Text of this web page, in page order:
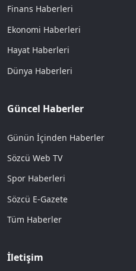
Finans Haberleri
Ekonomi Haberleri
Hayat Haberleri
Dünya Haberleri
Güncel Haberler
Günün İçinden Haberler
Sözcü Web TV
Spor Haberleri
Sözcü E-Gazete
Tüm Haberler
İletişim